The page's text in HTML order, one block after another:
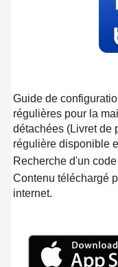
Guide de
régulières pour la
détachées (Livret de
régulière disponible
Recherche d'un code
Contenu téléchargé
internet.